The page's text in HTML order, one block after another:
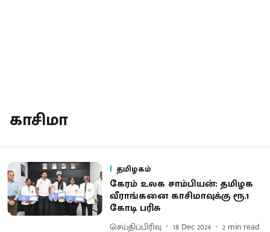
காசிமா
தமிழகம்
கேரம் உலக சாம்பியன்: தமிழக
வீராங்கனை காசிமாவுக்கு ரூ.1
கோடி பரிசு
செய்திப்பிரிவு 18 Dec 2024 2 min read